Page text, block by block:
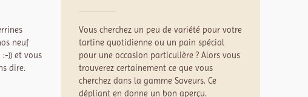
neuf
)) et vous
dire.
Vous cherchez un peu de variété pour votre
tartine quotidienne ou un pain spécial
pour une occasion particulière ? Alors vous
trouverez certainement ce que vous
cherchez dans la gamme Saveurs. Ce
dépliant en donne un bon aperçu.